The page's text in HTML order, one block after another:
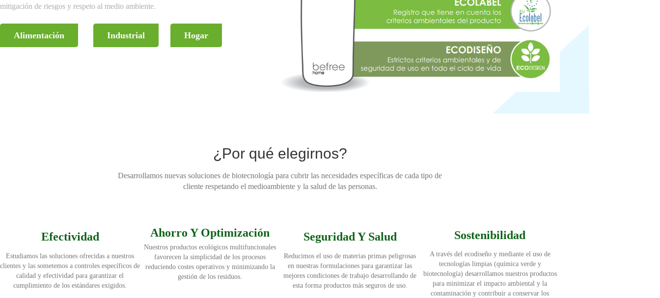
mitigación de riesgos y respeto al medio ambiente.
Alimentación Industrial Hogar
¿Por qué elegirnos?
Desarrollamos nuevas soluciones de biotecnología para cubrir las necesidades específicas de cada tipo de
cliente respetando el medioambiente y la salud de las personas.
Efectividad
Estudiamos las soluciones ofrecidas a nuestros
clientes y las sometemos a controles específicos de
calidad y efectividad para garantizar el
cumplimiento de los estándares exigidos.
Ahorro Y Optimización
Nuestros productos ecológicos multifuncionales
favorecen la simplicidad de los procesos
reduciendo costes operativos y minimizando la
gestión de los residuos.
Seguridad Y Salud
Reducimos el uso de materias primas peligrosas
en nuestras formulaciones para garantizar las
mejores condiciones de trabajo desarrollando de
esta forma productos más seguros de uso.
Sostenibilidad
A través del ecodiseño y mediante el uso de
tecnologías limpias (química verde y
biotecnología) desarrollamos nuestros productos
para minimizar el impacto ambiental y la
contaminación y contribuir a conservar los